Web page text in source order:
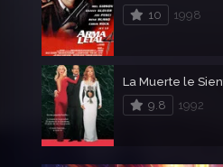
10
1998
La Muerte le
9.8
1992